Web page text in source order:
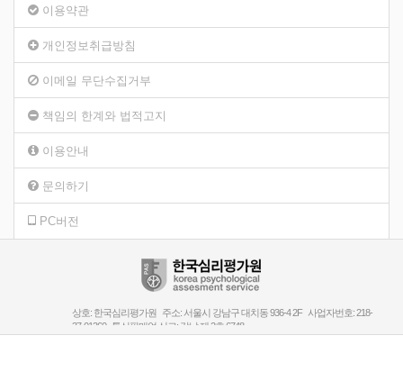
이용약관
개인정보취급방침
이메일 무단수집거부
책임의 한계와 법적고지
이용안내
문의하기
PC버전
상호: 한국심리평가원 주소: 서울시 강남구 대치동 936-4 2F 사업자번호: 218-
37-01360 통신판매업 신고: 강남 제 2호 6748